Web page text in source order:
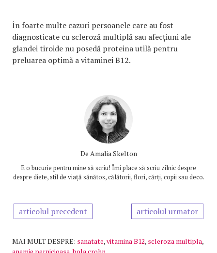
În foarte multe cazuri persoanele care au fost
diagnosticate cu scleroză multiplă sau afecțiuni ale
glandei tiroide nu posedă proteina utilă pentru
preluarea optimă a vitaminei B12.
De Amalia Skelton
E o bucurie pentru mine să scriu! Îmi place să scriu zilnic despre
despre diete, stil de viață sănătos, călătorii, flori, cărți, copii sau deco.
articolul precedent articolul urmator
MAI MULT DESPRE: sanatate,vitamina B12, scleroza multipla,